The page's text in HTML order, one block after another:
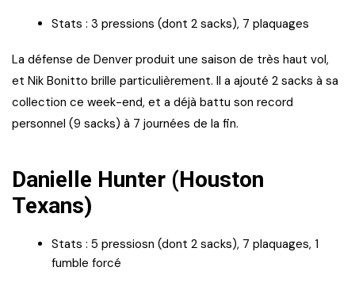
Stats : 3 pressions (dont 2 sacks), 7 plaquages
La défense de Denver produit une saison de très haut vol,
et Nik Bonitto brille particulièrement. Il a ajouté 2 sacks à sa
collection ce week-end, et a déjà battu son record
personnel (9 sacks) à 7 journées de la fin.
Danielle Hunter (Houston
Texans)
Stats : 5 pressiosn (dont 2 sacks), 7 plaquages, 1
fumble forcé